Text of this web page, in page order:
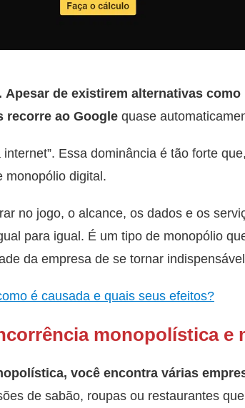
Apesar de existirem alternativas
recorre ao Google quase
Essa dominância é tão forte
monopólio digital.
no jogo, o alcance, os dados e os
para igual. É um tipo de monopólio
da empresa de se tornar
é causada e quais seus efeitos?
monopolística e
você encontra várias
de sabão, roupas ou restaurantes